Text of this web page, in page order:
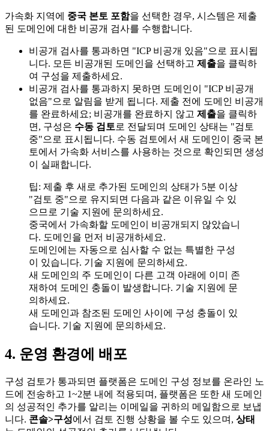
가속화 지역에 중국 본토 포함을 선택한 경우, 시스템은 제출
된 도메인에 대한 비공개 검사를 수행합니다.
비공개 검사를 통과하면 "ICP 비공개 있음"으로 표시됩
니다. 모든 비공개된 도메인을 선택하고 제출을 클릭하
여 구성을 제출하세요.
비공개 검사를 통과하지 못하면 도메인이 "ICP 비공개
없음"으로 알림을 받게 됩니다. 제출 전에 도메인 비공개
를 완료하세요; 비공개를 완료하지 않고 제출을 클릭하
면, 구성은 수동 검토로 전달되며 도메인 상태는 "검토
중"으로 표시됩니다. 수동 검토에서 새 도메인이 중국 본
토에서 가속화 서비스를 사용하는 것으로 확인되면 생성
이 실패합니다.
팁: 제출 후 새로 추가된 도메인의 상태가 5분 이상
"검토 중"으로 유지되면 다음과 같은 이유일 수 있
으므로 기술 지원에 문의하세요.
중국에서 가속화할 도메인이 비공개되지 않았습니
다. 도메인을 먼저 비공개하세요.
도메인에는 자동으로 심사할 수 없는 특별한 구성
이 있습니다. 기술 지원에 문의하세요.
새 도메인의 주 도메인이 다른 고객 아래에 이미 존
재하여 도메인 충돌이 발생합니다. 기술 지원에 문
의하세요.
새 도메인과 참조된 도메인 사이에 구성 충돌이 있
습니다. 기술 지원에 문의하세요.
4. 운영 환경에 배포
구성 검토가 통과되면 플랫폼은 도메인 구성 정보를 온라인 노
드에 전송하고 1~2분 내에 적용되며, 플랫폼은 또한 새 도메인
의 성공적인 추가를 알리는 이메일을 귀하의 메일함으로 보냅
니다. 콘솔>구성에서 검토 진행 상황을 볼 수도 있으며, 상태